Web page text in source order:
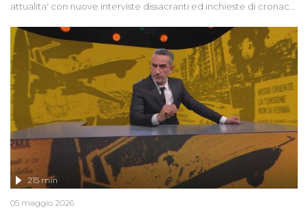
attualita' con nuove interviste dissacranti ed inchieste di cronaca
215 min
05 maggio 2026